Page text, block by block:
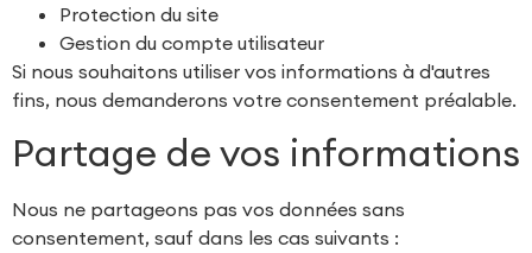
Protection du site
Gestion du compte utilisateur
Si nous souhaitons utiliser vos informations à d'autres
fins, nous demanderons votre consentement préalable.
Partage de vos informations
Nous ne partageons pas vos données sans
consentement, sauf dans les cas suivants :